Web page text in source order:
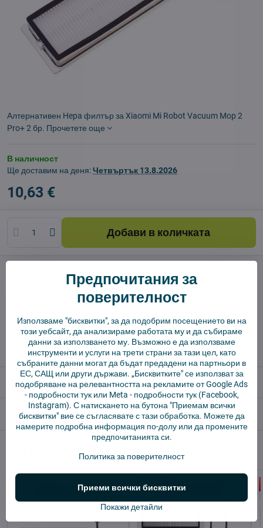
Алтернативен Hepa филтър за Xiaomi Mi Robot Vacuum Mop 2
Pro+ 2 бр. Прочетете още
В наличност
Ще доставим на деня:Четвъртък 13.8.2026
10,63 €
Добави в количката
✅ Готов за изпращане веднага
✅ БЕЗПЛАТНА доставка над 55 EUR.
✅ 14 дни политика за връщане
Описание
Отзиви 0
Алтернативни продукти
Предпочитания за
поверителност
Използваме "бисквитки", за да подобрим посещението ви на
този уебсайт, да анализираме работата му и да събираме
данни за използването му. Възможно е да използваме
инструменти и услуги на трети страни за тази цел, като
събраните данни могат да бъдат предадени на партньори в
ЕС, САЩ или други държави. „Бисквитките" се използват за
подобряване на релевантността на рекламите от Google Ads
- подробности тукили Meta - подробности тук(Facebook,
Instagram). С натискането на бутона "Приемам всички
бисквитки" вие се съгласявате с тази обработка. Можете да
намерите подробна информация по-долу или да промените
предпочитанията си.
Политика за поверителност
Покажи детайли
Приеми всички бисквитки